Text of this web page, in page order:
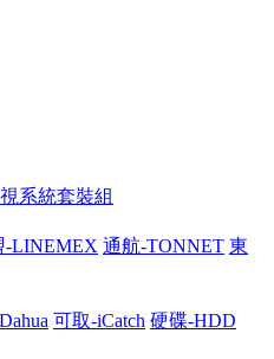
系統套裝組
-LINEMEX 通航-TONNET 東
可取-iCatch 硬碟-HDD